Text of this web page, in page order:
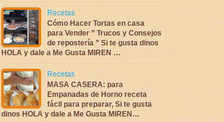
Recetas
Cómo Hacer Tortas en casa
para Vender ” Trucos y Consejos
de repostería ” Si te gusta dinos
HOLA y dale a Me Gusta MIREN …
Recetas
MASA CASERA: para
Empanadas de Horno receta
fácil para preparar, Si te gusta
dinos HOLA y dale a Me Gusta MIREN…